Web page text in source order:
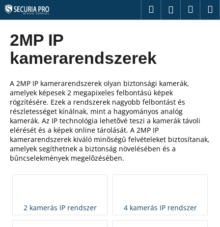
Ugrás
fő
tartalomhoz
Keresés Kosár
2MP IP
kamerarendszerek
A 2MP IP kamerarendszerek olyan biztonsági kamerák,
amelyek képesek 2 megapixeles felbontású képek
rögzítésére. Ezek a rendszerek nagyobb felbontást és
részletességet kínálnak, mint a hagyományos analóg
kamerák. Az IP technológia lehetõvé teszi a kamerák távoli
elérését és a képek online tárolását. A 2MP IP
kamerarendszerek kiváló minõségû felvételeket biztosítanak,
amelyek segíthetnek a biztonság növelésében és a
bûncselekmények megelõzésében.
2 kamerás IP rendszer 4 kamerás IP rendszer
K
o
M
i
t
k
e
r
e
s
?
KERESÉS